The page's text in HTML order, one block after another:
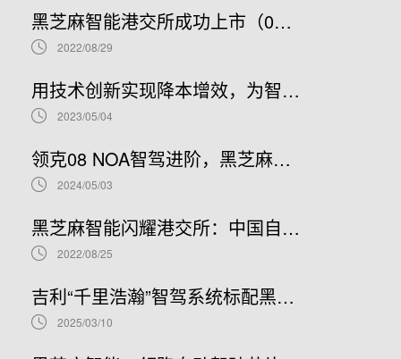
黑芝麻智能港交所成功上市（02533.HK）：车规级SoC领军者加速全球布局
2022/08/29
用技术创新实现降本增效，为智能汽车产业发展贡献“芯”力量
2023/05/04
领克08 NOA智驾进阶，黑芝麻智能携手吉利推进NOA普及
2024/05/03
黑芝麻智能闪耀港交所：中国自动驾驶芯片龙头上市新篇章，股票代码02533.HK引领未来
2022/08/25
吉利“千里浩瀚”智驾系统标配黑芝麻智能华山A1000芯片，加速智驾平权时代到来
2025/03/10